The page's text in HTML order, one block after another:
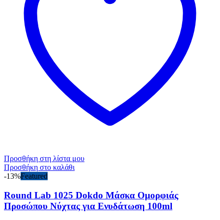
Προσθήκη στη λίστα μου
Προσθήκη στο καλάθι
-13%Featured
Round Lab 1025 Dokdo Μάσκα Ομορφιάς
Προσώπου Νύχτας για Ενυδάτωση 100ml